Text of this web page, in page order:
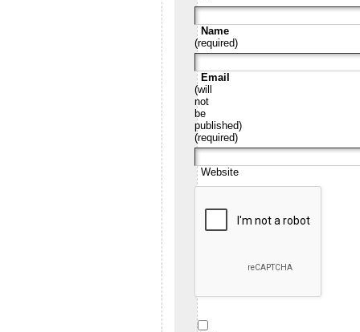
Name
(required)
Email
(will
not
be
published)
(required)
Website